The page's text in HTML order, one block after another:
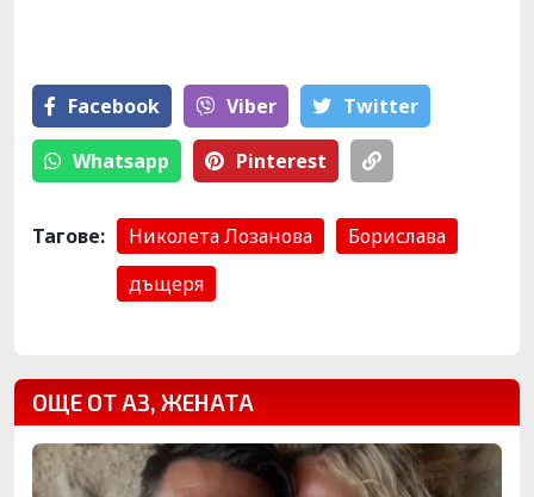
Facebook Viber Тwitter
Whatsapp Pinterest
Тагове: Николета Лозанова
Борислава
дъщеря
ОЩЕ ОТ АЗ, ЖЕНАТА